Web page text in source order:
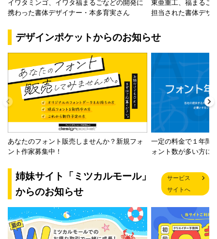
イワタミンゴ、イワタ福まるごなどの開発に
携わった書体デザイナー・本多育実さん
東亜重工、福まるご
担当された書体デザ
デザインポケットからのお知らせ
あなたのフォント販売しませんか？新規フォ
ント作家募集中！
一定の料金で１年間
ォント数が多い方に
姉妹サイト「ミツカルモール」
からのお知らせ
サービス
サイトへ